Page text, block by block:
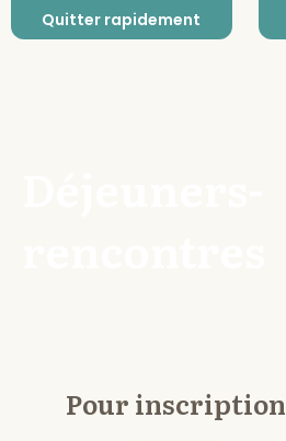
Quitter rapidement
Pour inscription